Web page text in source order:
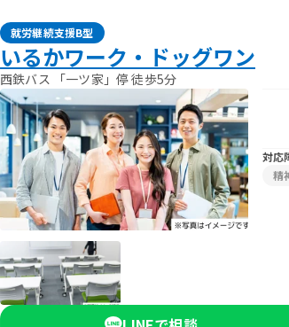
就労継続支援B型
いるかワーク・ドッグワン
西鉄バス 「一ツ家」停 徒歩5分
対応
精